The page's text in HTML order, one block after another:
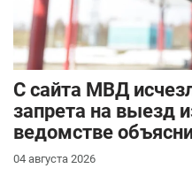
С сайта МВД
запрета на выезд
ведомстве
04 августа 2026